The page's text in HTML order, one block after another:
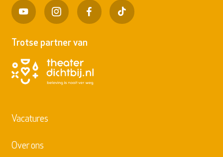
Trotse partner van
Vacatures
Over ons